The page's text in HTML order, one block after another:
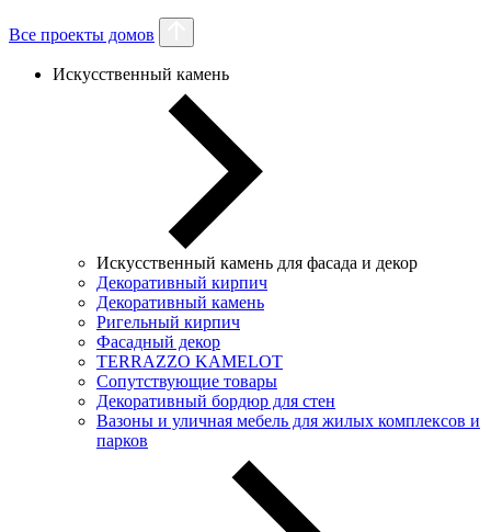
Все проекты домов
Искусственный камень
Искусственный камень для фасада и декор
Декоративный кирпич
Декоративный камень
Ригельный кирпич
Фасадный декор
TERRAZZO KAMELOT
Сопутствующие товары
Декоративный бордюр для стен
Вазоны и уличная мебель для жилых комплексов и
парков